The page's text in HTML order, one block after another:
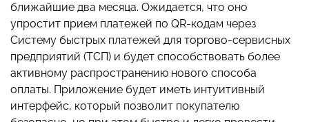
ближайшие два месяца. Ожидается, что оно
упростит прием платежей по QR-кодам через
Систему быстрых платежей для торгово-сервисных
предприятий (ТСП) и будет способствовать более
активному распространению нового способа
оплаты. Приложение будет иметь интуитивный
интерфейс, который позволит покупателю